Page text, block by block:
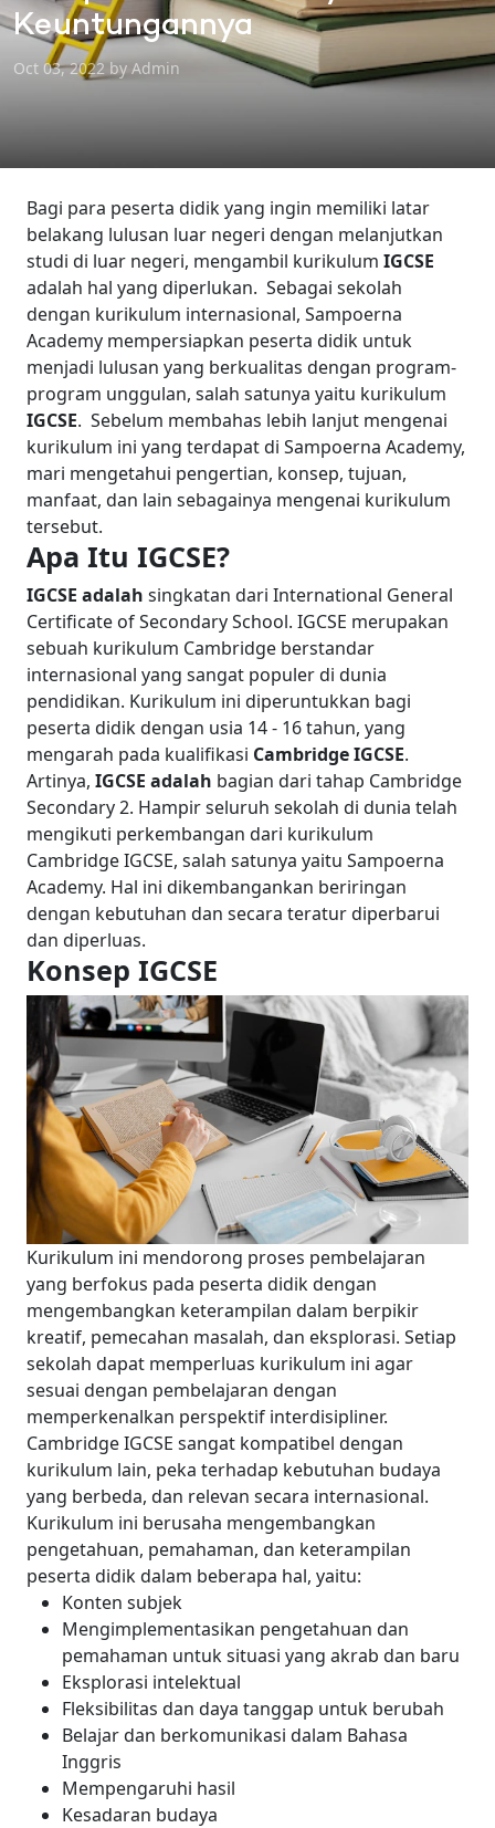
Keuntungannya
Oct 03, 2022 by Admin
Bagi para peserta didik yang ingin memiliki latar
belakang lulusan luar negeri dengan melanjutkan
studi di luar negeri, mengambil kurikulum IGCSE
adalah hal yang diperlukan. Sebagai sekolah
dengan kurikulum internasional, Sampoerna
Academy mempersiapkan peserta didik untuk
menjadi lulusan yang berkualitas dengan program-
program unggulan, salah satunya yaitu kurikulum
IGCSE. Sebelum membahas lebih lanjut mengenai
kurikulum ini yang terdapat di Sampoerna Academy,
mari mengetahui pengertian, konsep, tujuan,
manfaat, dan lain sebagainya mengenai kurikulum
tersebut.
Apa Itu IGCSE?
IGCSE adalah singkatan dari International General
Certificate of Secondary School. IGCSE merupakan
sebuah kurikulum Cambridge berstandar
internasional yang sangat populer di dunia
pendidikan. Kurikulum ini diperuntukkan bagi
peserta didik dengan usia 14 - 16 tahun, yang
mengarah pada kualifikasi Cambridge IGCSE.
Artinya, IGCSE adalah bagian dari tahap Cambridge
Secondary 2. Hampir seluruh sekolah di dunia telah
mengikuti perkembangan dari kurikulum
Cambridge IGCSE, salah satunya yaitu Sampoerna
Academy. Hal ini dikembangankan beriringan
dengan kebutuhan dan secara teratur diperbarui
dan diperluas.
Konsep IGCSE
Kurikulum ini mendorong proses pembelajaran
yang berfokus pada peserta didik dengan
mengembangkan keterampilan dalam berpikir
kreatif, pemecahan masalah, dan eksplorasi. Setiap
sekolah dapat memperluas kurikulum ini agar
sesuai dengan pembelajaran dengan
memperkenalkan perspektif interdisipliner.
Cambridge IGCSE sangat kompatibel dengan
kurikulum lain, peka terhadap kebutuhan budaya
yang berbeda, dan relevan secara internasional.
Kurikulum ini berusaha mengembangkan
pengetahuan, pemahaman, dan keterampilan
peserta didik dalam beberapa hal, yaitu:
Konten subjek
Mengimplementasikan pengetahuan dan
pemahaman untuk situasi yang akrab dan baru
Eksplorasi intelektual
Fleksibilitas dan daya tanggap untuk berubah
Belajar dan berkomunikasi dalam Bahasa
Inggris
Mempengaruhi hasil
Kesadaran budaya